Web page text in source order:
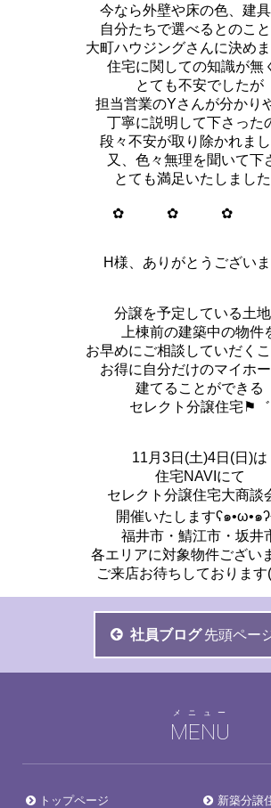
今なら外壁や床の色、建
自分たちで選べるとのこと
大町ハウジングさんに決めま
住宅に関しての知識が無
とても不安でしたが
担当営業のYさんが分かり
丁寧に説明して下さった
段々不安が取り除かれまし
又、色々無理を聞いて下
とても満足いたしました
✿ ✿ ✿
H様、ありがとうござい
分譲を予定している土
上棟前の建築中の物件
お早めにご相談していだくこ
お得に自分だけのマイホ
建てることができる
セレクト分譲住宅⚑゛
11月3日(土)4日(日)は
住宅NAVIにて
セレクト分譲住宅大商談
開催いたしますʕ๑•ω•๑
福井市・鯖江市・坂井
各エリアに対象物件ござい
ご来店お待ちしております
社員ブログ 先頭ペー
MENU
メニュー
トップページ 新築分譲